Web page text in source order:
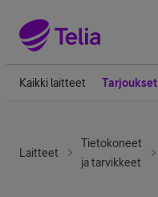
Kaikki laitteet Tarjoukset
Laitteet
Tietokoneet
ja tarvikkeet